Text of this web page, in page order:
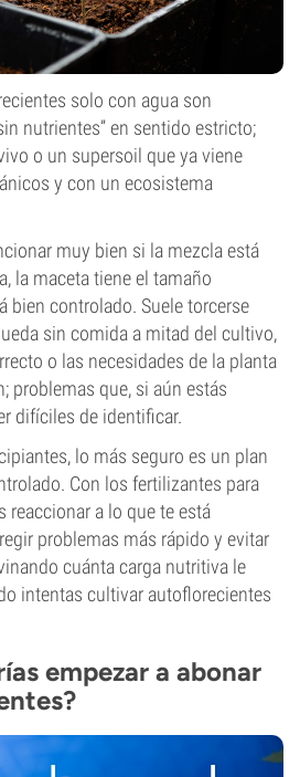
solo con agua son
nutrientes” en sentido estricto;
o un supersoil que ya viene
y con un ecosistema
muy bien si la mezcla está
la maceta tiene el tamaño
bien controlado. Suele torcerse
sin comida a mitad del cultivo,
o las necesidades de la planta
problemas que, si aún estás
difíciles de identificar.
lo más seguro es un plan
Con los fertilizantes para
reaccionar a lo que te está
problemas más rápido y evitar
cuánta carga nutritiva le
intentas cultivar autoflorecientes
empezar a abonar